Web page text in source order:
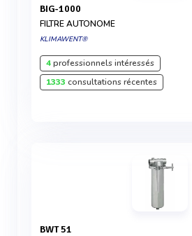
BIG-1000
FILTRE AUTONOME
KLIMAWENT®
4professionnels intéressés
1333 consultations récentes
BWT 51